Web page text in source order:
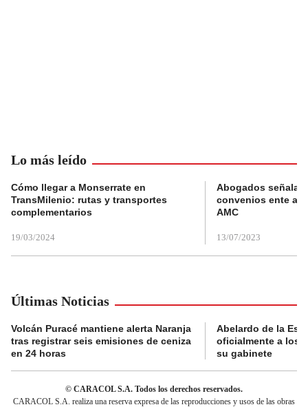
Lo más leído
Cómo llegar a Monserrate en
TransMilenio: rutas y transportes
complementarios
19/03/2024
Abogados
convenios ente
AMC
13/07/2023
Últimas Noticias
Volcán Puracé mantiene alerta Naranja
tras registrar seis emisiones de ceniza
en 24 horas
Abelardo de la
oficialmente a los
su gabinete
© CARACOL S.A. Todos los derechos reservados.
CARACOL S.A. realiza una reserva expresa de las reproducciones y usos de las obras